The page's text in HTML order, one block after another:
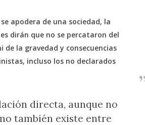
apodera de una sociedad, la
dirán que no se percataron del
la gravedad y consecuencias
incluso los no declarados
directa, aunque no
también existe entre